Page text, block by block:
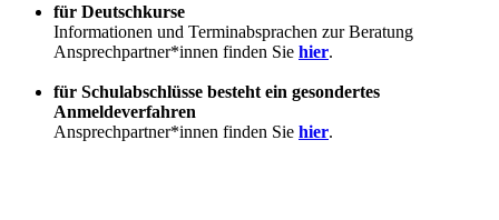
für Deutschkurse
Informationen und Terminabsprachen zur Beratung
Ansprechpartner*innen finden Sie hier.
für Schulabschlüsse besteht ein gesondertes
Anmeldeverfahren
Ansprechpartner*innen finden Sie hier.